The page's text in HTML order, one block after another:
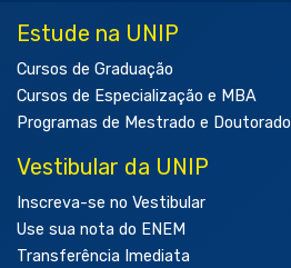
Estude na UNIP
Cursos de Graduação
Cursos de Especialização e MBA
Programas de Mestrado e Doutorado
Vestibular da UNIP
Inscreva-se no Vestibular
Use sua nota do ENEM
Transferência Imediata